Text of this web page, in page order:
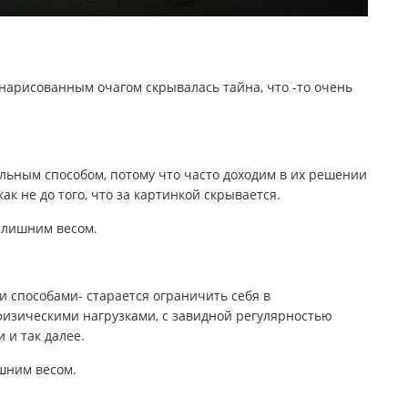
очагом скрывалась тайна, что -то очень
способом, потому что часто доходим в их решении
не до того, что за картинкой скрывается.
весом.
старается ограничить себя в
нагрузками, с завидной регулярностью
и так далее.
весом.